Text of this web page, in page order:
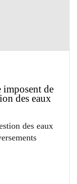
de
des eaux
des eaux